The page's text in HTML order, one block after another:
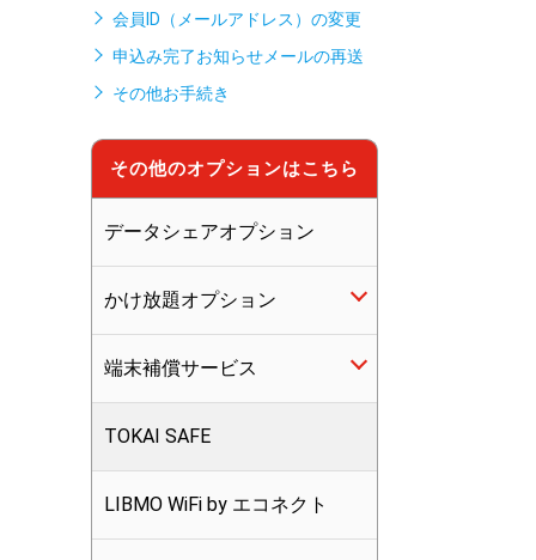
会員ID（メールアドレス）の変更
申込み完了お知らせメールの再送
その他お手続き
その他のオプションはこちら
データシェアオプション
かけ放題オプション
5分かけ放題
10分かけ放題
かけ放題マックス
端末補償サービス
LIBMO端末補償
つながる端末保証
TOKAI SAFE
LIBMO WiFi by エコネクト